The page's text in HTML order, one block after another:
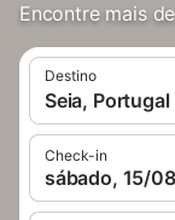
Encontre mais
Destino
Seia, Portugal
Check-in
sábado, 15/08